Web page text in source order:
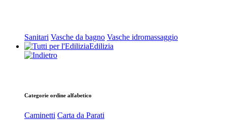
Sanitari Vasche da bagno Vasche idromassaggio
Edilizia
Categorie ordine alfabetico
Caminetti Carta da Parati